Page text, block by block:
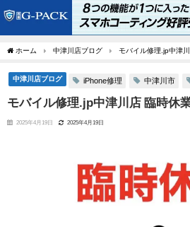
ホーム 中津川店ブログ モバイル修理.jp中津
中津川店ブログ iPhone修理 中津川市
モバイル修理.jp中津川店 臨時休
2025年4月19日 2025年4月19日